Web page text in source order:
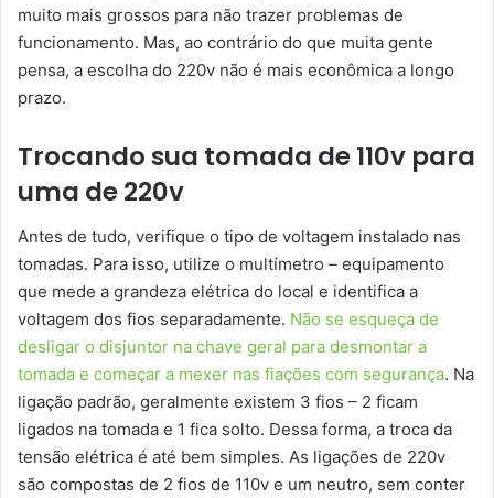
muito mais grossos para não trazer problemas de
funcionamento. Mas, ao contrário do que muita gente
pensa, a escolha do 220v não é mais econômica a longo
prazo.
Trocando sua tomada de 110v para
uma de 220v
Antes de tudo, verifique o tipo de voltagem instalado nas
tomadas. Para isso, utilize o multímetro – equipamento
que mede a grandeza elétrica do local e identifica a
voltagem dos fios separadamente. Não se esqueça de
desligar o disjuntor na chave geral para desmontar a
tomada e começar a mexer nas fiações com segurança. Na
ligação padrão, geralmente existem 3 fios – 2 ficam
ligados na tomada e 1 fica solto. Dessa forma, a troca da
tensão elétrica é até bem simples. As ligações de 220v
são compostas de 2 fios de 110v e um neutro, sem conter